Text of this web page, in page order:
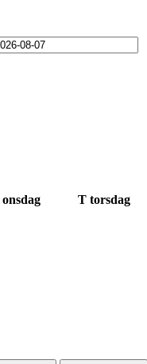
onsdag T torsdag